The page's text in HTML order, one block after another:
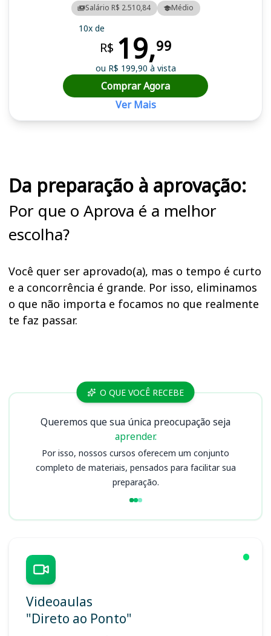
Salário R$ 2.510,84 Médio
10x de
R$ 19,99
ou R$ 199,90 à vista
Comprar Agora
Ver Mais
Da preparação à aprovação:
Por que o Aprova é a melhor
escolha?
Você quer ser aprovado(a), mas o tempo é curto
e a concorrência é grande. Por isso, eliminamos
o que não importa e focamos no que realmente
te faz passar.
Cursos CORE CEO QUE VOCÊ RECEBE
Queremos que sua única preocupação seja
aprender.
Por isso, nossos cursos oferecem um conjunto
completo de materiais, pensados para facilitar sua
preparação.
Videoaulas
"Direto ao Ponto"